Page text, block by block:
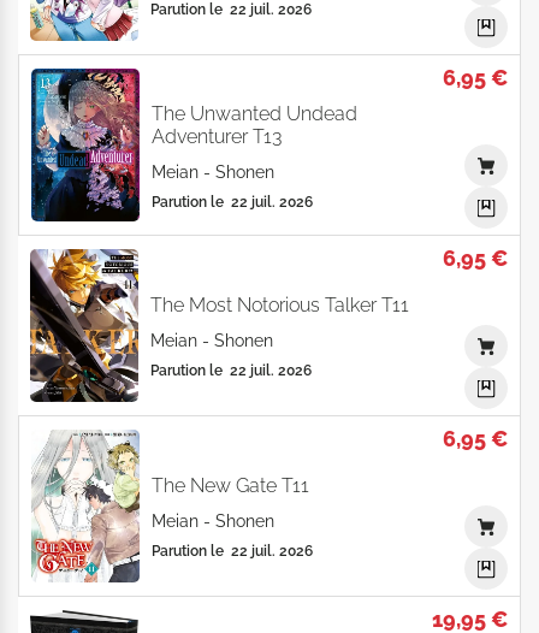
Parution le 22 juil. 2026
6,95 €
The Unwanted Undead
Adventurer T13
Meian - Shonen
Parution le 22 juil. 2026
6,95 €
The Most Notorious Talker T11
Meian - Shonen
Parution le 22 juil. 2026
6,95 €
The New Gate T11
Meian - Shonen
Parution le 22 juil. 2026
19,95 €